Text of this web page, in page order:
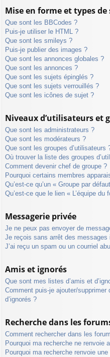
Mise en forme et types de
Que sont les BBCodes ?
Puis-je utiliser le HTML ?
Que sont les smileys ?
Puis-je publier des images ?
Que sont les annonces globales ?
Que sont les annonces ?
Que sont les sujets épinglés ?
Que sont les sujets verrouillés ?
Que sont les icônes de sujet ?
Niveaux d’utilisateurs et
Que sont les administrateurs ?
Que sont les modérateurs ?
Que sont les groupes d’utilisateurs
Où trouver la liste des groupes
Comment devenir chef de groupe ?
Pourquoi certains membres
Qu’est-ce qu’un « Groupe par
Qu’est-ce que le lien « L’équipe du
Messagerie privée
Je ne peux pas envoyer de
Je reçois sans arrêt des messages
J’ai reçu un spam ou un courriel
Amis et ignorés
Que sont mes listes d’amis et
Comment puis-je ajouter/
d’ignorés ?
Recherche dans les
Comment rechercher dans les
Pourquoi ma recherche ne renvoie
Pourquoi ma recherche renvoie